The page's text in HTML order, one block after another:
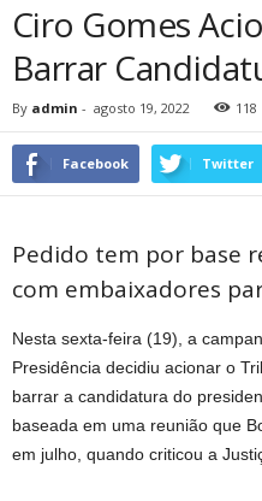
Ciro Gomes
Barrar
By admin - agosto 19, 2022 118
Facebook Twitter
Pedido tem por base
com embaixadores
Nesta sexta-feira (19), a
Presidência decidiu acionar o
barrar a candidatura do
baseada em uma reunião que
em julho, quando criticou a